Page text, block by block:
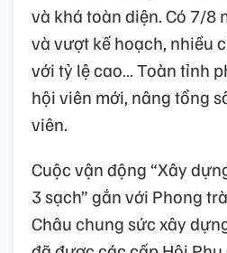
và khá toàn diện. Có 7/8
và vượt kế hoạch, nhiều
với tỷ lệ cao… Toàn tỉnh
hội viên mới, nâng tổng
viên.
Cuộc vận động “Xây
3 sạch” gắn với Phong
Châu chung sức xây